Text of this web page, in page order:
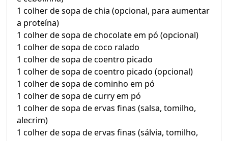
1 colher de sopa de chia (opcional, para aumentar
a proteína)
1 colher de sopa de chocolate em pó (opcional)
1 colher de sopa de coco ralado
1 colher de sopa de coentro picado
1 colher de sopa de coentro picado (opcional)
1 colher de sopa de cominho em pó
1 colher de sopa de curry em pó
1 colher de sopa de ervas finas (salsa, tomilho,
alecrim)
1 colher de sopa de ervas finas (sálvia, tomilho,